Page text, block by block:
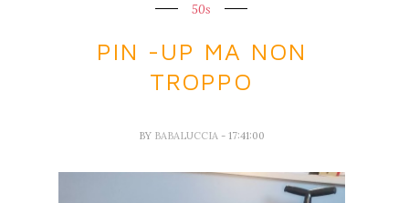
50s
PIN -UP MA NON
TROPPO
BY BABALUCCIA - 17:41:00